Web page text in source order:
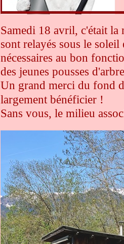
Samedi 18 avril, c'était la
sont relayés sous le
nécessaires au bon
des jeunes pousses
Un grand merci du fond
largement bénéficier !
Sans vous, le milieu